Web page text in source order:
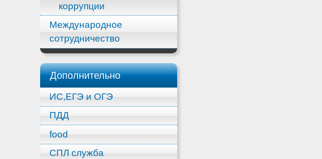
коррупции
Международное
сотрудничество
Дополнительно
ИС,ЕГЭ и ОГЭ
ПДД
food
СПЛ служба